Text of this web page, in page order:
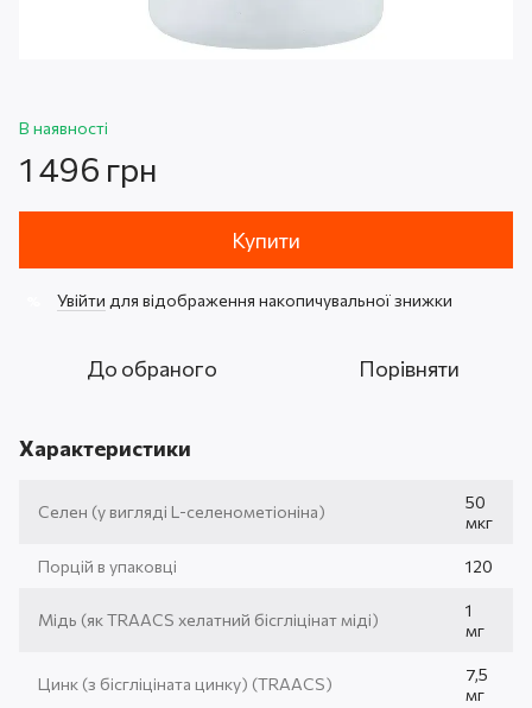
В наявності
1 496 грн
Купити
Увійти для відображення накопичувальної знижки
До обраного Порівняти
Характеристики
Селен (у вигляді L-селенометіоніна)
50
мкг
Порцій в упаковці 120
Мідь (як TRAACS хелатний бісгліцінат міді)
1
мг
Цинк (з бісгліціната цинку) (TRAACS)
7,5
мг